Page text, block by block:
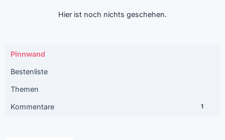
Hier ist noch nichts geschehen.
Pinnwand
Bestenliste
Themen
Kommentare 1